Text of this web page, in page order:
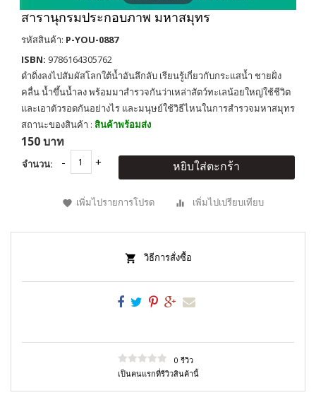
สารานุกรมประกอบภาพ มหาสมุทร
รหัสสินค้า: P-YOU-0887
ISBN: 9786164305762
ดำดิ่งลงไปสัมผัสโลกใต้น้ำอันลึกลับ เรียนรู้เกี่ยวกับกระเเสน้ำ ชายฝั่ง
คลื่น น้ำขึ้นน้ำลง พร้อมมาสำรวจกันว่าเหล่าสัตว์ทะเลน้อยใหญ่ใช้ชีวิต
และเอาตัวรอดกันอย่างไร และมนุษย์ใช้วิธีไหนในการสำรวจมหาสมุทร
สถานะของสินค้า : สินค้าพร้อมส่ง
150 บาท
จำนวน: หยิบใส่ตะกร้า
เพิ่มไปรายการโปรด เพิ่มไปเปรียบเทียบ
วิธีการสั่งซื้อ
0 รีวิว
เป็นคนแรกที่รีวิวสินค้านี้